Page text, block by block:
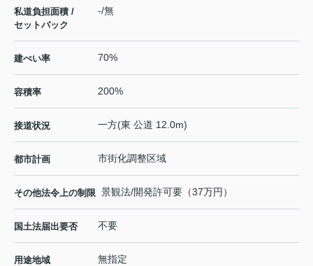
私道負担面積 /
セットバック
-/無
建ぺい率 70%
容積率 200%
接道状況 一方(東 公道 12.0m)
都市計画 市街化調整区域
その他法令上の制限 景観法/開発許可要（37万円）
国土法届出要否 不要
用途地域 無指定